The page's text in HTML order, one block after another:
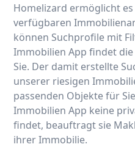
Homelizard ermöglicht
verfügbaren
können Suchprofile mit
Immobilien App findet
Sie. Der damit erstellte
unserer riesigen
passenden Objekte für
Immobilien App keine
findet, beauftragt sie
ihrer Immobilie.